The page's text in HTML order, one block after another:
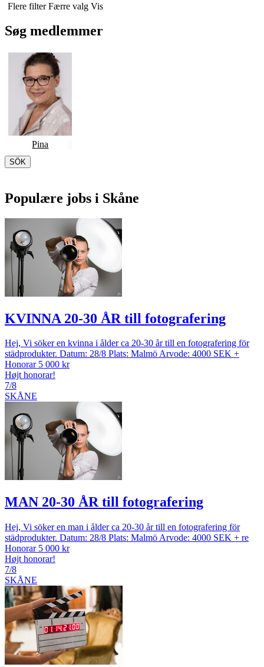
Flere filter Færre valg Vis
Søg medlemmer
Pina
SÖK
Populære jobs i Skåne
KVINNA 20-30 ÅR till fotografering
Hej, Vi söker en kvinna i ålder ca 20-30 år till en fotografering för
städprodukter. Datum: 28/8 Plats: Malmö Arvode: 4000 SEK +
Honorar 5 000 kr
Højt honorar!
7/8
SKÅNE
MAN 20-30 ÅR till fotografering
Hej, Vi söker en man i ålder ca 20-30 år till en fotografering för
städprodukter. Datum: 28/8 Plats: Malmö Arvode: 4000 SEK + re
Honorar 5 000 kr
Højt honorar!
7/8
SKÅNE